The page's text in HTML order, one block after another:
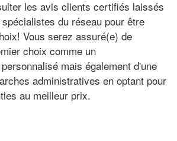
les avis clients certifiés laissés
du réseau pour être
Vous serez assuré(e) de
choix comme un
mais également d'une
administratives en optant pour
au meilleur prix.